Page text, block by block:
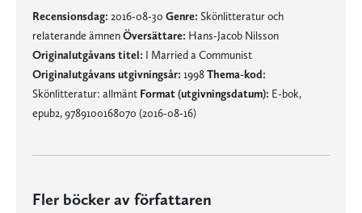
Recensionsdag: 2016-08-30 Genre: Skönlitteratur och
relaterande ämnenÖversättare: Hans-Jacob Nilsson
Originalutgåvans titel: I Married a Communist
Originalutgåvans utgivningsår: 1998Thema-kod:
Skönlitteratur: allmänt Format (utgivningsdatum): E-bok,
epub2, 9789100168070 (2016-08-16)
Fler böcker av författaren